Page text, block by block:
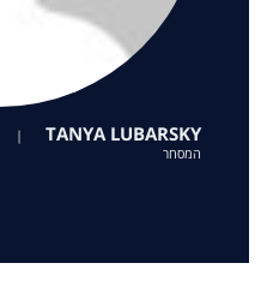
TANYA LUBARSKY
|
המסחר